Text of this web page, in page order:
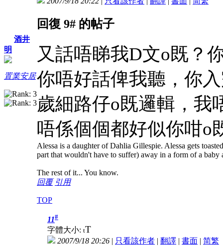
酒井
明
置業安居
回復 9# 的帖子
又話唔睇我D文o既？
你唔好話俾我聽，你
歲細路仔o既邏輯，我
唔係個個都好似你咁o
Alessa is a daughter of Dahlia Gillespie. Alessa gets
part that wouldn't have to suffer) away in a form of a
The rest of it... You know.
回覆 引用
TOP
11#
字體大小: tT
2007/9/18 20:26 | 只看該作者 | 翻譯 | 書面 | 简繁